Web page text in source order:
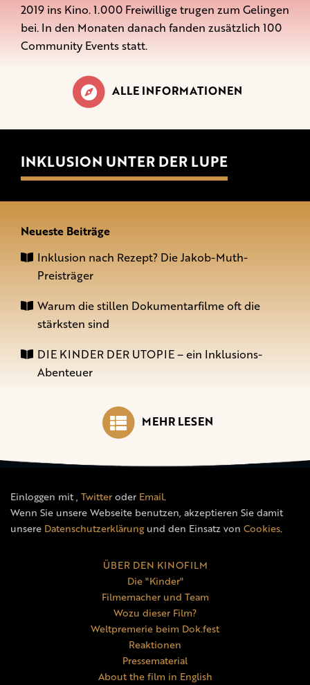
2019 ins Kino. 1.000 Freiwillige trugen zum Gelingen
bei. In den Monaten danach fanden zusätzlich 100
Community Events statt.
ALLE INFORMATIONEN
INKLUSION UNTER DER LUPE
Neueste Beiträge
Inklusion nach Rezept? Die Jakob-Muth-
Preisträger
Warum die stillen Dokumentarfilme oft die
stärksten sind
DIE KINDER DER UTOPIE – ein Inklusions-
Abenteuer
MEHR LESEN
Einloggen mit, Twitteroder Email.
Wenn Sie unsere Webseite benutzen, akzeptieren Sie damit
unsere Datenschutzerklärungund den Einsatz von Cookies.
ÜBER DEN KINOFILM
Die "Kinder"
Filmemacher und Team
Wozu dieser Film?
Weltpremerie beim Dok.fest
Reaktionen
Pressematerial
About the film in English